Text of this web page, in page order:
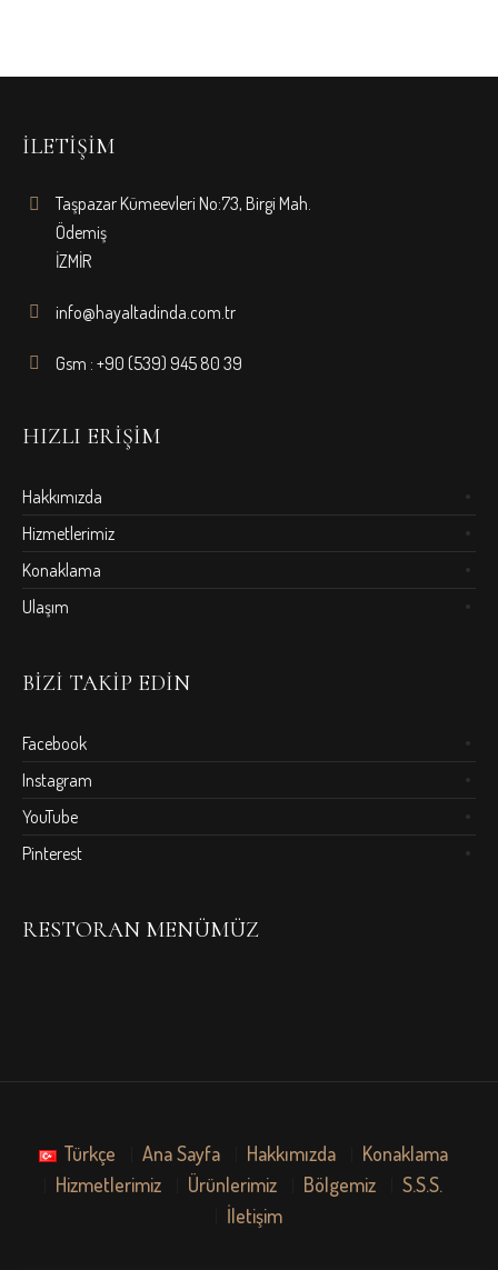
İLETIŞIM
Taşpazar Kümeevleri No:73, Birgi Mah.
Ödemiş
İZMİR
info@hayaltadinda.com.tr
Gsm : +90 (539) 945 80 39
HIZLI ERIŞIM
Hakkımızda
Hizmetlerimiz
Konaklama
Ulaşım
BIZI TAKIP EDIN
Facebook
Instagram
YouTube
Pinterest
RESTORAN MENÜMÜZ
Türkçe Ana Sayfa Hakkımızda
Konaklama
Hizmetlerimiz
Ürünlerimiz Bölgemiz
S.S.S.
İletişim